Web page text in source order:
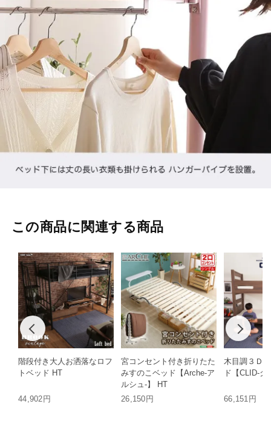
この商品に関連する商品
階段付き大人お洒落なロフ
トベッド HT
44,902円
宮コンセント付き折りたた
みすのこベッド【Arche-ア
ルシュ-】 HT
26,150円
木目調３Ｄ
ド【CLID-
66,151円